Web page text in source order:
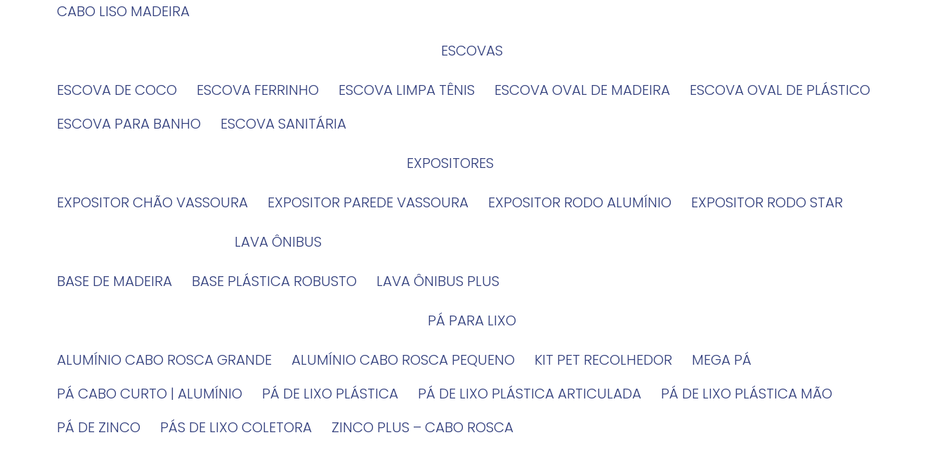
CABO LISO MADEIRA
ESCOVAS
ESCOVA DE COCO
ESCOVA FERRINHO ESCOVA LIMPA TÊNIS ESCOVA OVAL DE MADEIRA
ESCOVA OVAL DE PLÁSTICO
ESCOVA PARA BANHO
ESCOVA SANITÁRIA
EXPOSITORES
EXPOSITOR CHÃO VASSOURA
EXPOSITOR PAREDE VASSOURA EXPOSITOR RODO ALUMÍNIO
EXPOSITOR RODO STAR
LAVA ÔNIBUS
BASE DE MADEIRA
BASE PLÁSTICA ROBUSTO
LAVA ÔNIBUS PLUS
PÁ PARA LIXO
ALUMÍNIO CABO ROSCA GRANDE
ALUMÍNIO CABO ROSCA PEQUENO KIT PET RECOLHEDOR
MEGA PÁ
PÁ CABO CURTO | ALUMÍNIO
PÁ DE LIXO PLÁSTICA PÁ DE LIXO PLÁSTICA ARTICULADA
PÁ DE LIXO PLÁSTICA MÃO
PÁ DE ZINCO
PÁS DE LIXO COLETORA
ZINCO PLUS – CABO ROSCA